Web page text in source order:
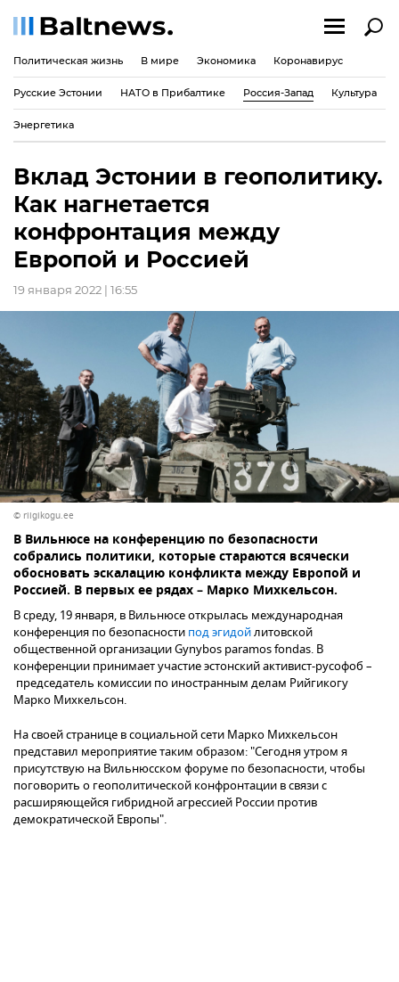
Политическая жизнь В мире Экономика Коронавирус
Русские Эстонии НАТО в Прибалтике Россия-Запад Культура
Энергетика
Вклад Эстонии в геополитику.
Как нагнетается
конфронтация между
Европой и Россией
19 января 2022 | 16:55
© riigikogu.ee
В Вильнюсе на конференцию по безопасности
собрались политики, которые стараются всячески
обосновать эскалацию конфликта между Европой и
Россией. В первых ее рядах – Марко Михкельсон.
В среду, 19 января, в Вильнюсе открылась международная
конференция по безопасности под эгидойлитовской
общественной организации Gynybos paramos fondas. В
конференции принимает участие эстонский активист-русофоб –
председатель комиссии по иностранным делам Рийгикогу
Марко Михкельсон.
На своей странице в социальной сети Марко Михкельсон
представил мероприятие таким образом: "Сегодня утром я
присутствую на Вильнюсском форуме по безопасности, чтобы
поговорить о геополитической конфронтации в связи с
расширяющейся гибридной агрессией России против
демократической Европы".